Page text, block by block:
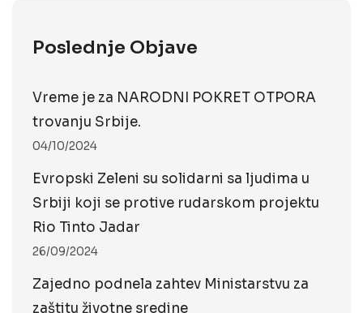
Poslednje Objave
Vreme je za NARODNI POKRET OTPORA
trovanju Srbije.
04/10/2024
Evropski Zeleni su solidarni sa ljudima u
Srbiji koji se protive rudarskom projektu
Rio Tinto Jadar
26/09/2024
Zajedno podnela zahtev Ministarstvu za
zaštitu životne sredine